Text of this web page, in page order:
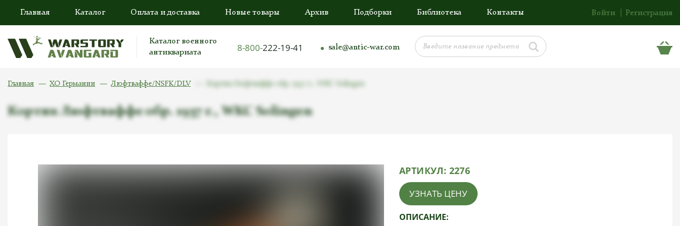
Главная Каталог Оплата и доставка Новые товары Архив Подборки Библиотека Контакты Войти Регистрация
Каталог военного
антиквариата
8-800-222-19-41 sale@antic-war.com
Главная ХО Германии Люфтваффе/NSFK/DLV
Кортик Люфтваффе обр. 1937 г., WKC Solingen
АРТИКУЛ: 2276
УЗНАТЬ ЦЕНУ
ОПИСАНИЕ: